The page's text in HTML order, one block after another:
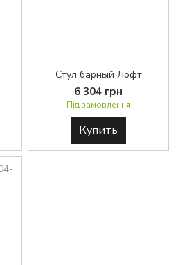
Стул барный Лофт
6 304 грн
Під замовлення
Купить